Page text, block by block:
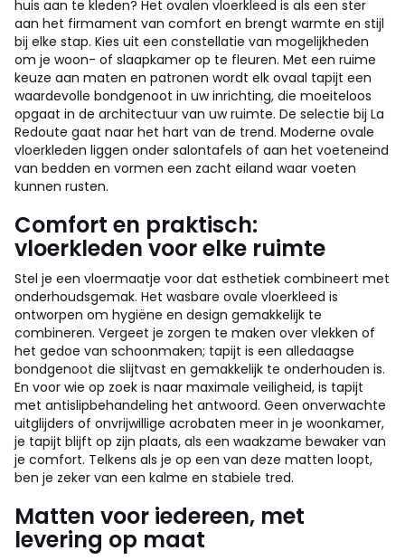
huis aan te kleden? Het ovalen vloerkleed is als een ster
aan het firmament van comfort en brengt warmte en stijl
bij elke stap. Kies uit een constellatie van mogelijkheden
om je woon- of slaapkamer op te fleuren. Met een ruime
keuze aan maten en patronen wordt elk ovaal tapijt een
waardevolle bondgenoot in uw inrichting, die moeiteloos
opgaat in de architectuur van uw ruimte. De selectie bij La
Redoute gaat naar het hart van de trend. Moderne ovale
vloerkleden liggen onder salontafels of aan het voeteneind
van bedden en vormen een zacht eiland waar voeten
kunnen rusten.
Comfort en praktisch:
vloerkleden voor elke ruimte
Stel je een vloermaatje voor dat esthetiek combineert met
onderhoudsgemak. Het wasbare ovale vloerkleed is
ontworpen om hygiëne en design gemakkelijk te
combineren. Vergeet je zorgen te maken over vlekken of
het gedoe van schoonmaken; tapijt is een alledaagse
bondgenoot die slijtvast en gemakkelijk te onderhouden is.
En voor wie op zoek is naar maximale veiligheid, is tapijt
met antislipbehandeling het antwoord. Geen onverwachte
uitglijders of onvrijwillige acrobaten meer in je woonkamer,
je tapijt blijft op zijn plaats, als een waakzame bewaker van
je comfort. Telkens als je op een van deze matten loopt,
ben je zeker van een kalme en stabiele tred.
Matten voor iedereen, met
levering op maat